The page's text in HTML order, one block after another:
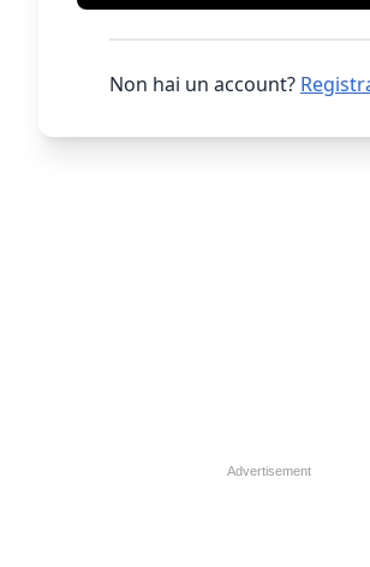
Non hai un account?